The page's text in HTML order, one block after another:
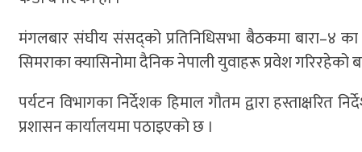
मंगलबार संघीय संसद्को प्रतिनिधिसभा बैठकमा बारा–४
सिमराका क्यासिनोमा दैनिक नेपाली युवाहरू प्रवेश गरिरहेको
पर्यटन विभागका निर्देशकहिमाल गौतमद्वारा हस्ताक्षरित
प्रशासन कार्यालयमा पठाइएको छ ।